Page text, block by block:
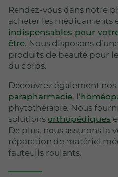
Rendez-vous dans notre
acheter les médicaments
indispensables pour
être. Nous disposons
produits de beauté pour
du corps.
Découvrez également nos
parapharmacie, l’
phytothérapie. Nous
solutions orthopédiques
De plus, nous assurons la
réparation de matériel
fauteuils roulants.